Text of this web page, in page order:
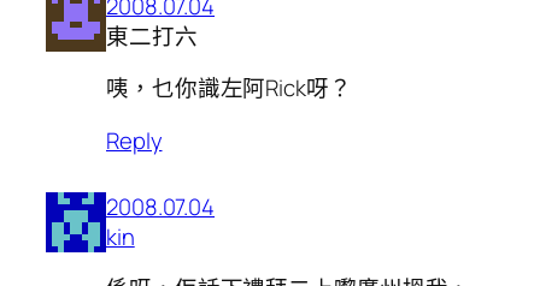
東二打六
咦，乜你識左阿Rick呀？
Reply
2008.07.04
kin